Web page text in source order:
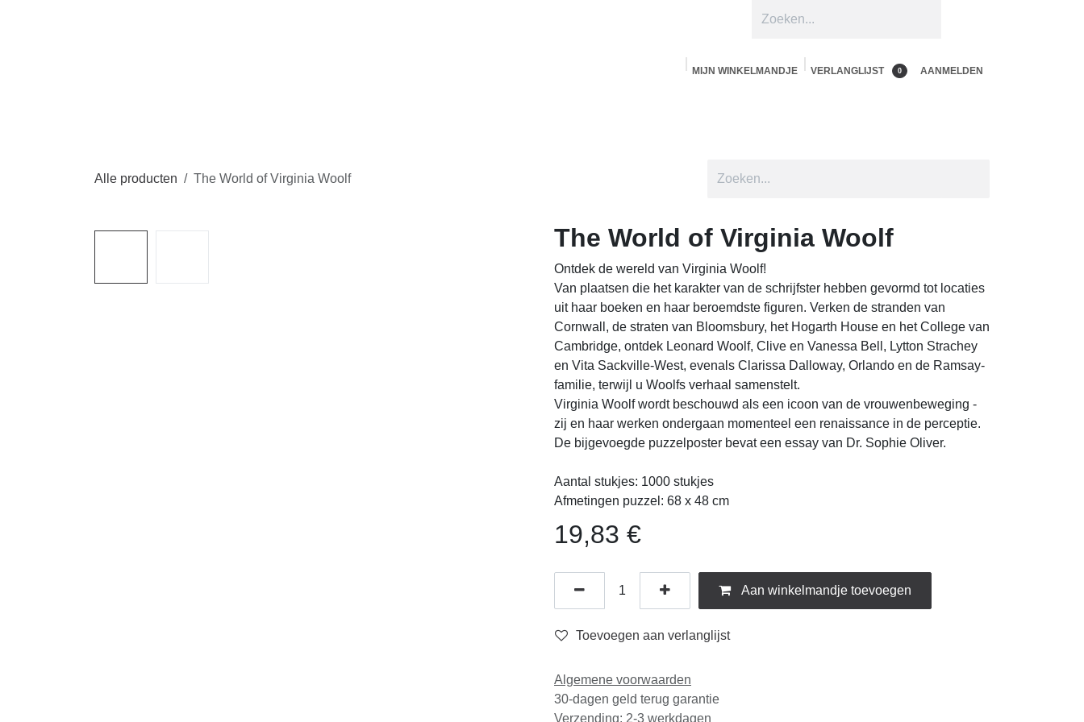
MIJN WINKELMANDJE 0
VERLANGLIJST AANMELDEN
Alle producten The World of Virginia Woolf
The World of Virginia Woolf
Ontdek de wereld van Virginia Woolf!
Van plaatsen die het karakter van de schrijfster hebben gevormd tot locaties
uit haar boeken en haar beroemdste figuren. Verken de stranden van Cornwall,
de straten van Bloomsbury, het Hogarth House en het College van Cambridge,
ontdek Leonard Woolf, Clive en Vanessa Bell, Lytton Strachey en Vita Sackville-
West, evenals Clarissa Dalloway, Orlando en de Ramsay-familie, terwijl u
Woolfs verhaal samenstelt.
Virginia Woolf wordt beschouwd als een icoon van de vrouwenbeweging - zij
en haar werken ondergaan momenteel een renaissance in de perceptie. De
bijgevoegde puzzelposter bevat een essay van Dr. Sophie Oliver.
Aantal stukjes: 1000 stukjes
Afmetingen puzzel: 68 x 48 cm
19,83€
Aan winkelmandje toevoegen
Toevoegen aan verlanglijst
Algemene voorwaarden
30-dagen geld terug garantie
Verzending: 2-3 werkdagen